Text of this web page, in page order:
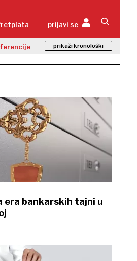
prijavi se
prikaži kronološki
era bankarskih tajni u